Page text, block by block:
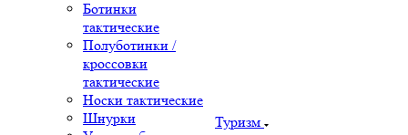
Ботинки
тактические
Полуботинки /
кроссовки
тактические
Носки тактические
Шнурки
Туризм